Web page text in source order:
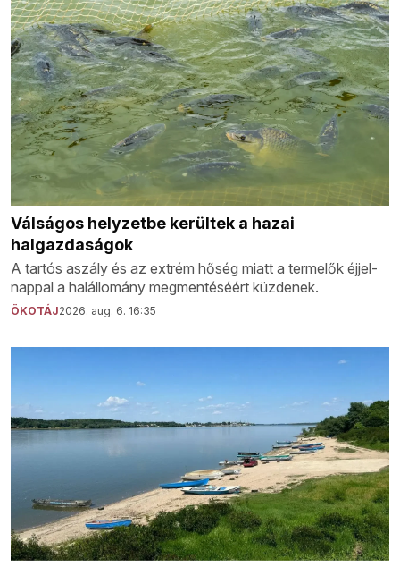
Válságos helyzetbe kerültek a hazai
halgazdaságok
A tartós aszály és az extrém hőség miatt a termelők éjjel-
nappal a halállomány megmentéséért küzdenek.
ÖKOTÁJ2026. aug. 6. 16:35